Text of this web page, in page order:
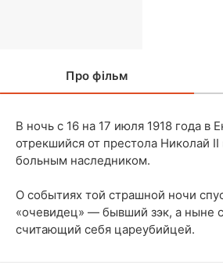
Про фільм
В ночь с 16 на 17 июля 1918 года в
отрекшийся от престола Николай
больным наследником.
О событиях той страшной ночи
«очевидец» — бывший зэк, а ныне
считающий себя цареубийцей.